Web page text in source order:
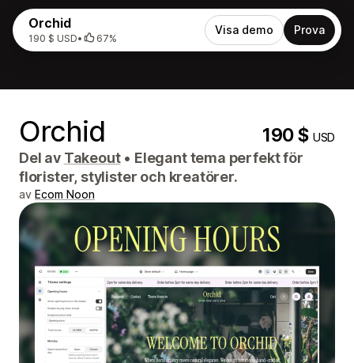
Orchid
190 $ USD• 67%
Visa demo Prova
Orchid 190 $USD
Del av Takeout • Elegant tema perfekt för
florister, stylister och kreatörer.
av Ecom Noon